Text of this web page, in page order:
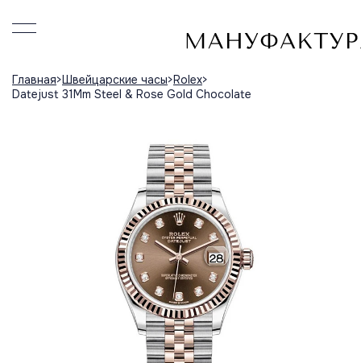
Главная Швейцарские часы Rolex
Datejust 31Mm Steel & Rose Gold Chocolate